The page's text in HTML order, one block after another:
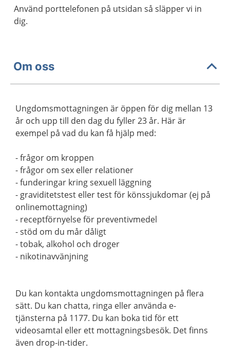
Använd porttelefonen på utsidan så släpper vi in
dig.
Om oss
Ungdomsmottagningen är öppen för dig mellan 13
år och upp till den dag du fyller 23 år. Här är
exempel på vad du kan få hjälp med:
- frågor om kroppen
- frågor om sex eller relationer
- funderingar kring sexuell läggning
- graviditetstest eller test för könssjukdomar (ej på
onlinemottagning)
- receptförnyelse för preventivmedel
- stöd om du mår dåligt
- tobak, alkohol och droger
- nikotinavvänjning
Du kan kontakta ungdomsmottagningen på flera
sätt. Du kan chatta, ringa eller använda e-
tjänsterna på 1177. Du kan boka tid för ett
videosamtal eller ett mottagningsbesök. Det finns
även drop-in-tider.